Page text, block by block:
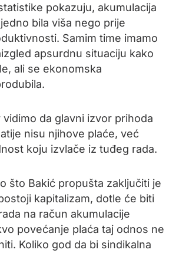
pokazuju, akumulacija
bila viša nego prije
Samim time imamo
apsurdnu situaciju kako
ali se ekonomska
da glavni izvor prihoda
nisu njihove plaće, već
koju izvlače iz tuđeg rada.
što Bakić propušta zaključiti je
kapitalizam, dotle će biti
na račun akumulacije
povećanje plaća taj odnos ne
Koliko god da bi sindikalna